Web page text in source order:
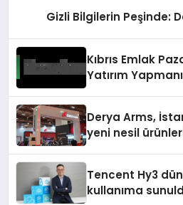
Gizli Bilgilerin Peşinde:
Kıbrıs Emlak
Yatırım
Derya Arms,
yeni nesil
Tencent Hy3
kullanıma